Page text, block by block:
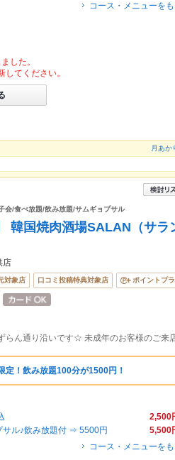
コース・メニューを
した。
てください。
月あか
会/食べ放題/飲み放題/サムギョプサル
韓国焼肉酒場SALAN（サラ
店
対象店 口コミ投稿特典対象店 ポイントプ
定！飲み放題100分が1500円！
2,500
5,500
サル♪飲み放題付 ⇒ 5500円
コース・メニューを